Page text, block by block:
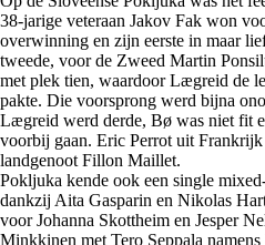
38-jarige veteraan Jakov Fak won
overwinning en zijn eerste in maar
tweede, voor de Zweed Martin
met plek tien, waardoor Lægreid de
pakte. Die voorsprong werd bijna
Lægreid werd derde, Bø was niet fit
voorbij gaan. Eric Perrot uit
landgenoot Fillon Maillet.
Pokljuka kende ook een single
dankzij Aita Gasparin en Nikolas
voor Johanna Skottheim en Jesper
Minkkinen met Tero Seppala